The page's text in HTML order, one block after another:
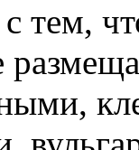
тем,